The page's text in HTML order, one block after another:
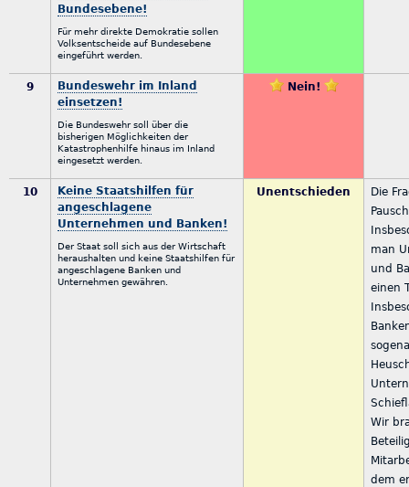
Bundesebene!
Für mehr direkte Demokratie sollen
Volksentscheide auf Bundesebene
eingeführt werden.
9
Bundeswehr im Inland
einsetzen!
Die Bundeswehr soll über die
bisherigen Möglichkeiten der
Katastrophenhilfe hinaus im Inland
eingesetzt werden.
Nein!
10
Keine Staatshilfen für
angeschlagene
Unternehmen und Banken!
Der Staat soll sich aus der Wirtschaft
heraushalten und keine Staatshilfen für
angeschlagene Banken und
Unternehmen gewähren.
Unentschieden
Die
man
und
einen
Wir
dem